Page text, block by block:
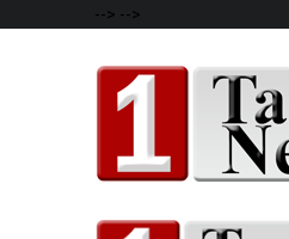
--> -->